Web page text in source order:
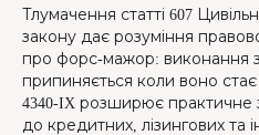
Тлумачення статті 607
закону дає розуміння
про форс-мажор: виконання
припиняється коли воно
4340-IX розширює практичне
до кредитних, лізингових та